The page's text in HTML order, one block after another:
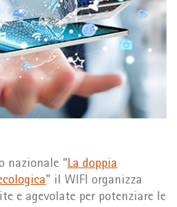
nazionale “La doppia
” il WIFI organizza
e agevolate per potenziare le